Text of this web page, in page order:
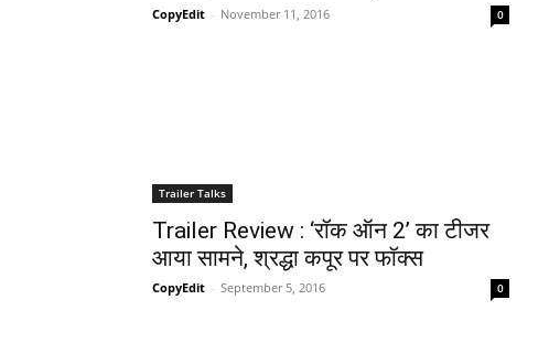
CopyEdit - November 11, 2016 0
Trailer Talks
Trailer Review : ‘रॉक ऑन 2’ का टीजर
आया सामने, श्रद्धा कपूर पर फॉक्‍स
CopyEdit - September 5, 2016 0